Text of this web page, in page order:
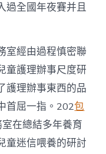
過全國年夜賽并且
室經由過程慎密聯
童護理辦事尺度研
護理辦事東西的品
首屈一指。202包
在總結多年養育
童迷信喂養的研討